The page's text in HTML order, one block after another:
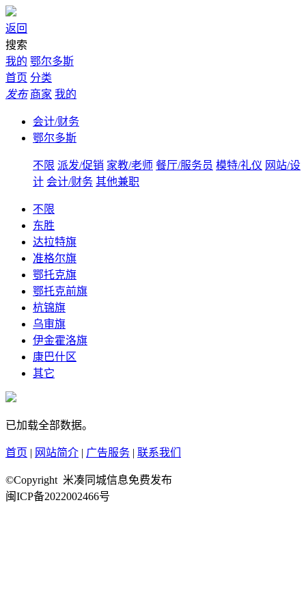
返回
搜索
我的 鄂尔多斯
首页 分类
发布 商家 我的
会计/财务
鄂尔多斯
不限 派发/促销 家教/老师 餐厅/服务员 模特/礼仪 网站/设
计 会计/财务 其他兼职
不限
东胜
达拉特旗
准格尔旗
鄂托克旗
鄂托克前旗
杭锦旗
乌审旗
伊金霍洛旗
康巴什区
其它
已加载全部数据。
首页 | 网站简介 | 广告服务 | 联系我们
©Copyright 米凑同城信息免费发布
闽ICP备2022002466号